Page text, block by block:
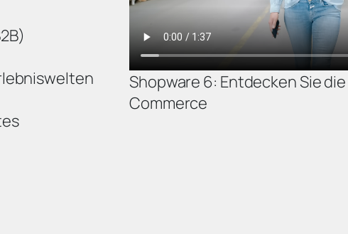
Shopware 6: Entdecken Sie
Commerce